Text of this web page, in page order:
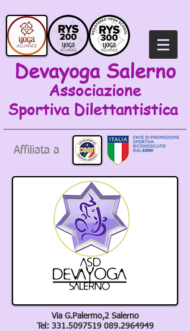
Devayoga Salerno
Associazione
Sportiva Dilettantistica
Affiliata a
Via G.Palermo,2 Salerno
Tel: 331.5097519 089.2964949